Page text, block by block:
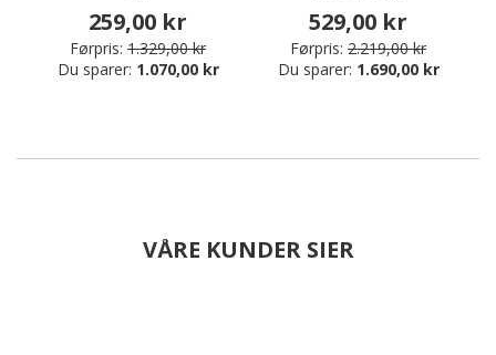
259,00 kr
Førpris: 1.329,00 kr
Du sparer: 1.070,00 kr
529,00 kr
Førpris: 2.219,00 kr
Du sparer: 1.690,00 kr
VÅRE KUNDER SIER